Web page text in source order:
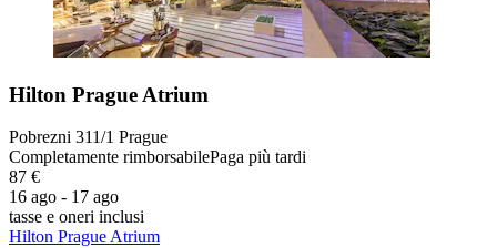
Hilton Prague Atrium
Pobrezni 311/1 Prague
Completamente rimborsabilePaga più tardi
87 €
16 ago - 17 ago
tasse e oneri inclusi
Hilton Prague Atrium